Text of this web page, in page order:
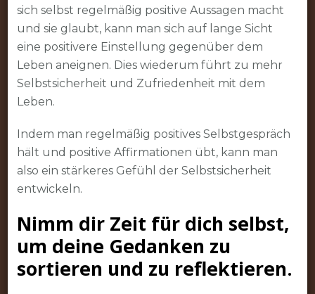
sich selbst regelmäßig positive Aussagen macht
und sie glaubt, kann man sich auf lange Sicht
eine positivere Einstellung gegenüber dem
Leben aneignen. Dies wiederum führt zu mehr
Selbstsicherheit und Zufriedenheit mit dem
Leben.
Indem man regelmäßig positives Selbstgespräch
hält und positive Affirmationen übt, kann man
also ein stärkeres Gefühl der Selbstsicherheit
entwickeln.
Nimm dir Zeit für dich selbst,
um deine Gedanken zu
sortieren und zu reflektieren.